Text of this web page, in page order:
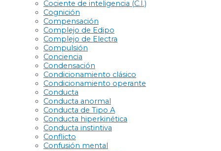
Cociente de inteligencia (C.I.)
Cognición
Compensación
Complejo de Edipo
Complejo de Electra
Compulsión
Conciencia
Condensación
Condicionamiento clásico
Condicionamiento operante
Conducta
Conducta anormal
Conducta de Tipo A
Conducta hiperkinética
Conducta instintiva
Conflicto
Confusión mental